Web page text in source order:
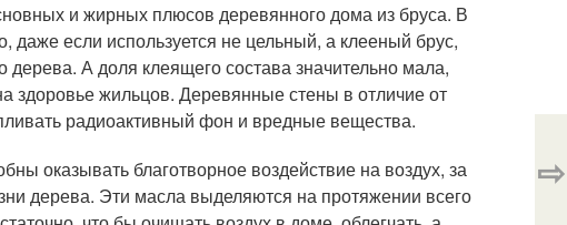
и жирных плюсов деревянного дома из бруса. В
даже если используется не цельный, а клееный брус,
А доля клеящего состава значительно мала,
здоровье жильцов. Деревянные стены в отличие от
радиоактивный фон и вредные вещества.
оказывать благотворное воздействие на воздух, за
дерева. Эти масла выделяются на протяжении всего
⇨